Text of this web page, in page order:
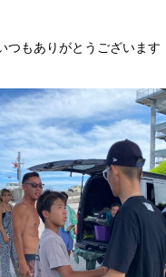
つもありがとうございます